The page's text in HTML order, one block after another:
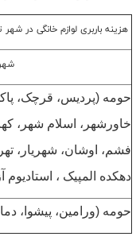
هزینه باربری لوازم خانگی در شهر
حومه (پردیس، قرچک،
خاورشهر، اسلام شهر،
فشم، اوشان، شهریار،
دهکده المپیک ، استادیوم
حومه (ورامین، پیشوا،